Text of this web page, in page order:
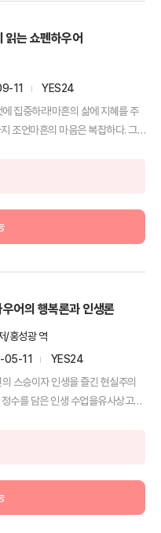
읽는 쇼펜하우어
11
YES24
집중하라!마흔의 삶에 지혜를 주
조언마흔의 마음은 복잡하다. 그
어의 행복론과 인생론
/홍성광 역
05-11
YES24
스승이자 인생을 즐긴 현실주의
수를 담은 인생 수업을유사상고전